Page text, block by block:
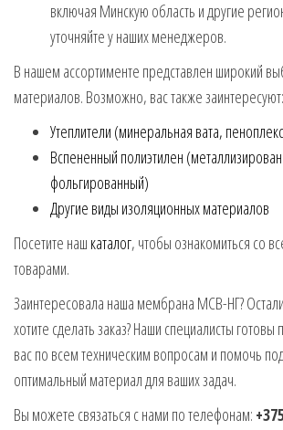
включая Минскую область и другие
уточняйте у наших менеджеров.
В нашем ассортименте представлен широкий
материалов. Возможно, вас также заинтересуют:
Утеплители (минеральная вата,
Вспененный полиэтилен
фольгированный)
Другие виды изоляционных материалов
Посетите наш каталог, чтобы ознакомиться со
товарами.
Заинтересовала наша мембрана МСВ-НГ?
хотите сделать заказ? Наши специалисты готовы
вас по всем техническим вопросам и помочь
оптимальный материал для ваших задач.
Вы можете связаться с нами по телефонам: